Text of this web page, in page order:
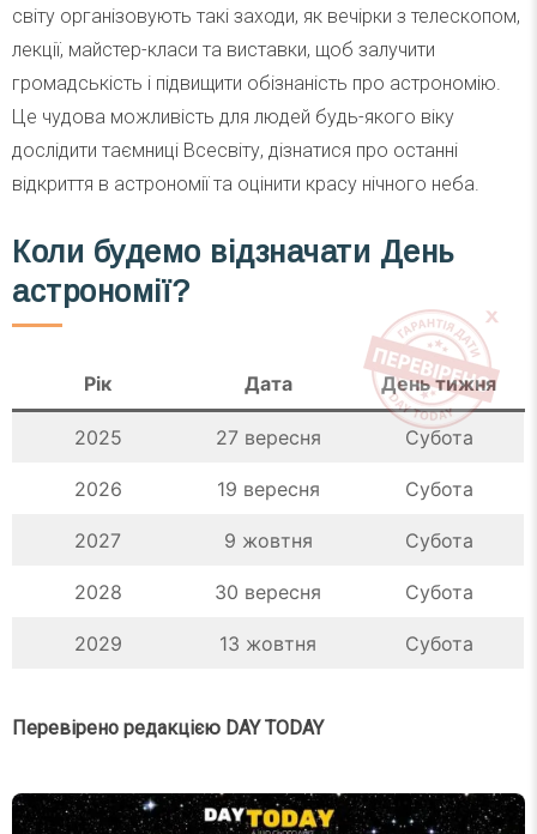
світу організовують такі заходи, як вечірки з телескопом,
лекції, майстер-класи та виставки, щоб залучити
громадськість і підвищити обізнаність про астрономію.
Це чудова можливість для людей будь-якого віку
дослідити таємниці Всесвіту, дізнатися про останні
відкриття в астрономії та оцінити красу нічного неба.
Коли будемо відзначати День
астрономії?
Рік Дата День тижня
2025 27 вересня Субота
2026 19 вересня Субота
2027 9 жовтня Субота
2028 30 вересня Субота
2029 13 жовтня Субота
Перевірено редакцією DAY TODAY